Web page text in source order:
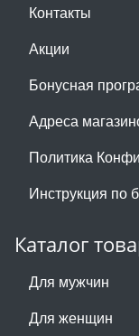
Контакты
Акции
Бонусная
Адреса
Политика
Инструкция по
Каталог
Для мужчин
Для женщин